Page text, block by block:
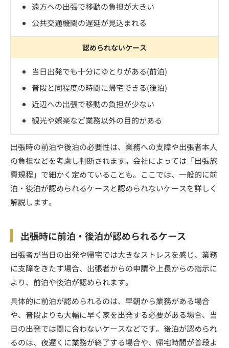
遠方への出張で移動の負担が大きい
公共交通機関の遅延が見込まれる
認められないケース
当日出発でも十分にゆとりがある(前泊)
普段と同程度の時間に帰宅できる(後泊)
近辺への出張で移動の負担が少ない
観光や娯楽など業務以外の目的がある
出張時の前泊や後泊の必要性は、業務への支障や出張者本人
の負担などを考慮し判断されます。会社によっては「出張旅
費規程」で細かく定めていることも。ここでは、一般的に前
泊・後泊が認められるケースと認められないケースを詳しく
解説します。
出張時に前泊・後泊が認められるケース
出張者が当日の出発や帰宅では大きなストレスを感じ、業務
に支障をきたす場合、出張者からの申請や上長からの指示に
より、前泊や後泊が認められます。
具体的に前泊が認められるのは、早朝から業務がある場合
や、普段よりも大幅に早く家を出発する必要がある場合、当
日の出発では間に合わないケースなどです。後泊が認められ
るのは、夜遅くに業務が終了する場合や、帰宅時間が普段よ